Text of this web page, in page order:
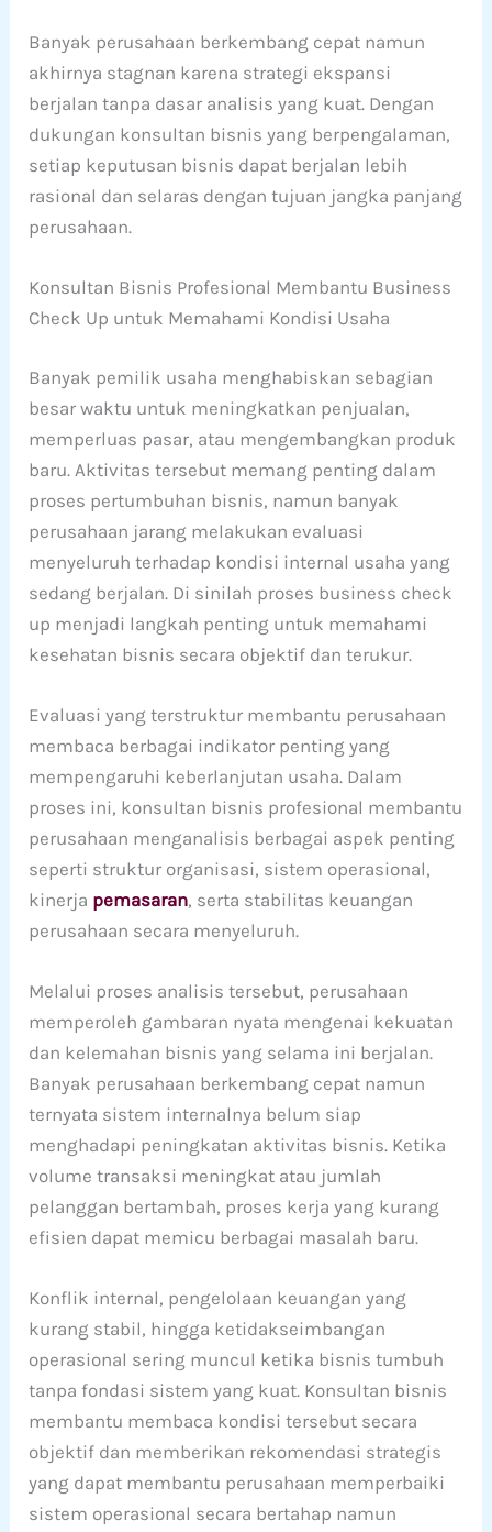
Banyak perusahaan berkembang cepat namun
akhirnya stagnan karena strategi ekspansi
berjalan tanpa dasar analisis yang kuat. Dengan
dukungan konsultan bisnis yang berpengalaman,
setiap keputusan bisnis dapat berjalan lebih
rasional dan selaras dengan tujuan jangka panjang
perusahaan.
Konsultan Bisnis Profesional Membantu Business
Check Up untuk Memahami Kondisi Usaha
Banyak pemilik usaha menghabiskan sebagian
besar waktu untuk meningkatkan penjualan,
memperluas pasar, atau mengembangkan produk
baru. Aktivitas tersebut memang penting dalam
proses pertumbuhan bisnis, namun banyak
perusahaan jarang melakukan evaluasi
menyeluruh terhadap kondisi internal usaha yang
sedang berjalan. Di sinilah proses business check
up menjadi langkah penting untuk memahami
kesehatan bisnis secara objektif dan terukur.
Evaluasi yang terstruktur membantu perusahaan
membaca berbagai indikator penting yang
mempengaruhi keberlanjutan usaha. Dalam
proses ini, konsultan bisnis profesional membantu
perusahaan menganalisis berbagai aspek penting
seperti struktur organisasi, sistem operasional,
kinerja pemasaran, serta stabilitas keuangan
perusahaan secara menyeluruh.
Melalui proses analisis tersebut, perusahaan
memperoleh gambaran nyata mengenai kekuatan
dan kelemahan bisnis yang selama ini berjalan.
Banyak perusahaan berkembang cepat namun
ternyata sistem internalnya belum siap
menghadapi peningkatan aktivitas bisnis. Ketika
volume transaksi meningkat atau jumlah
pelanggan bertambah, proses kerja yang kurang
efisien dapat memicu berbagai masalah baru.
Konflik internal, pengelolaan keuangan yang
kurang stabil, hingga ketidakseimbangan
operasional sering muncul ketika bisnis tumbuh
tanpa fondasi sistem yang kuat. Konsultan bisnis
membantu membaca kondisi tersebut secara
objektif dan memberikan rekomendasi strategis
yang dapat membantu perusahaan memperbaiki
sistem operasional secara bertahap namun